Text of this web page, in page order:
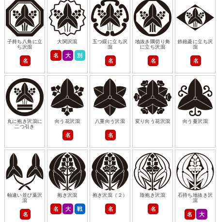
子持ち八角に立
ち沢瀉
名
大関沢瀉
名 大 別
五つ鐶に立ち沢
瀉
名
地抜き隅切り角
に立ち沢瀉
名
鉄砲菱に立ち沢
瀉
名
丸に抱き沢瀉に
二つ引き
向う花沢瀉
名
八重向う沢瀉
名
変り向う花沢瀉 向う蔓沢瀉
軸違い並び葉沢
瀉
名
抱き沢瀉
名 大 戦
抱き沢瀉（２）
名
陰抱き沢瀉
名
石持ち地抜き沢
瀉
名 大